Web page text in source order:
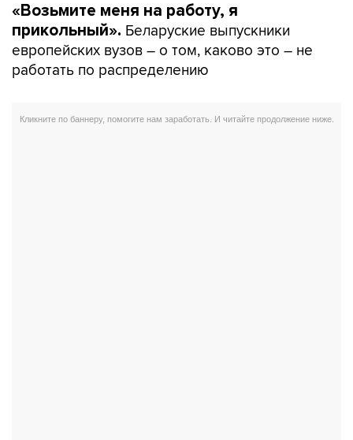
«Возьмите меня на работу, я
прикольный». Беларуские выпускники
европейских вузов – о том, каково это – не
работать по распределению